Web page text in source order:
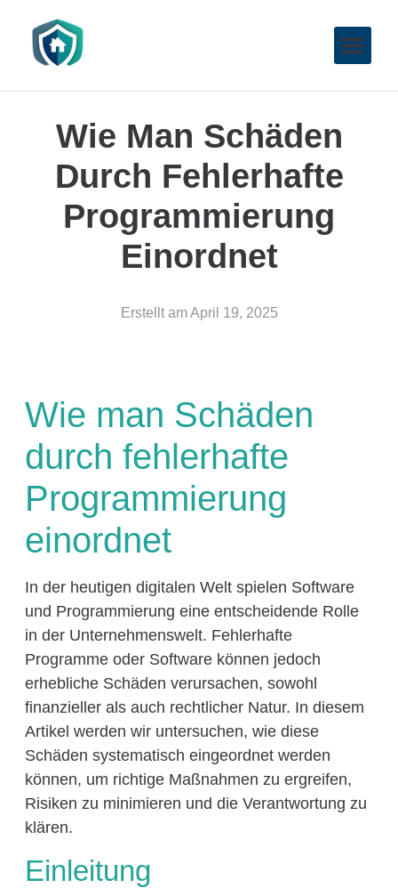
Wie Man Schäden
Durch Fehlerhafte
Programmierung
Einordnet
Erstellt am April 19, 2025
Wie man Schäden
durch fehlerhafte
Programmierung
einordnet
In der heutigen digitalen Welt spielen Software
und Programmierung eine entscheidende Rolle
in der Unternehmenswelt. Fehlerhafte
Programme oder Software können jedoch
erhebliche Schäden verursachen, sowohl
finanzieller als auch rechtlicher Natur. In diesem
Artikel werden wir untersuchen, wie diese
Schäden systematisch eingeordnet werden
können, um richtige Maßnahmen zu ergreifen,
Risiken zu minimieren und die Verantwortung zu
klären.
Einleitung